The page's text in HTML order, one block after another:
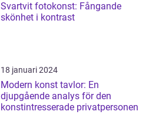
Svartvit fotokonst: Fångande
skönhet i kontrast
18 januari 2024
Modern konst tavlor: En
djupgående analys för den
konstintresserade privatpersonen